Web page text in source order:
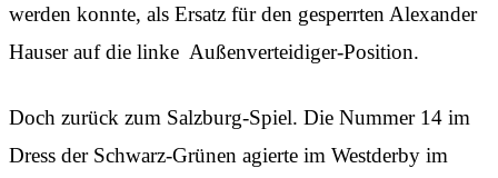
werden konnte, als Ersatz für den gesperrten Alexander
Hauser auf die linke Außenverteidiger-Position.
Doch zurück zum Salzburg-Spiel. Die Nummer 14 im
Dress der Schwarz-Grünen agierte im Westderby im